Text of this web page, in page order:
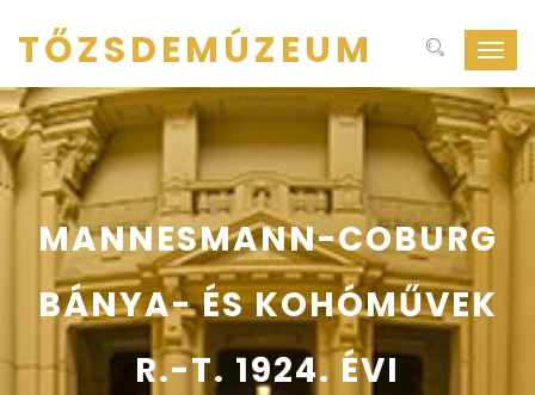
ki-
be
TŐZSDEMÚZEUM
MANNESMANN-COBURG
BÁNYA- ÉS KOHÓMŰVEK
R.-T. 1924. ÉVI